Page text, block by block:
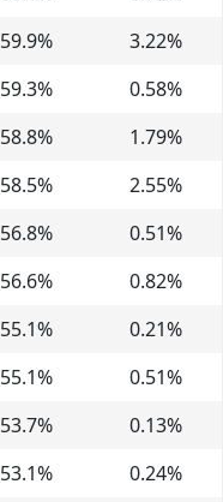
59.9% 3.22%
59.3% 0.58%
58.8% 1.79%
58.5% 2.55%
56.8% 0.51%
56.6% 0.82%
55.1% 0.21%
55.1% 0.51%
53.7% 0.13%
53.1% 0.24%